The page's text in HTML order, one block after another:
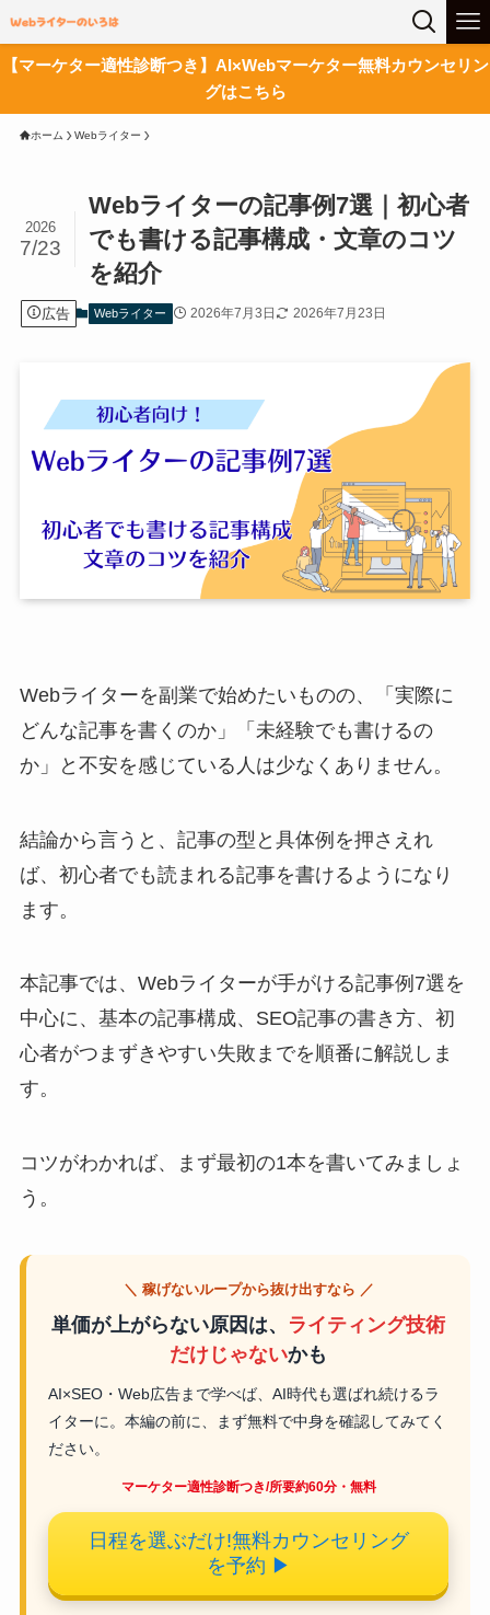
【マーケター適性診断つき】AI×Webマーケター無料カウンセリン
グはこちら
ホーム Webライター
Webライターの記事例7選｜初心者
でも書ける記事構成・文章のコツ
を紹介
2026
7/23
広告 Webライター 2026年7月3日 2026年7月23日
Webライターを副業で始めたいものの、「実際に
どんな記事を書くのか」「未経験でも書けるの
か」と不安を感じている人は少なくありません。
結論から言うと、記事の型と具体例を押さえれ
ば、初心者でも読まれる記事を書けるようになり
ます。
本記事では、Webライターが手がける記事例7選を
中心に、基本の記事構成、SEO記事の書き方、初
心者がつまずきやすい失敗までを順番に解説しま
す。
コツがわかれば、まず最初の1本を書いてみましょ
う。
＼ 稼げないループから抜け出すなら ／
単価が上がらない原因は、 ライティング技術
だけじゃないかも
AI×SEO・Web広告まで学べば、AI時代も選ばれ続けるラ
イターに。本編の前に、まず無料で中身を確認してみてく
ださい。
マーケター適性診断つき/所要約60分・無料
日程を選ぶだけ!無料カウンセリング
を予約 ▶